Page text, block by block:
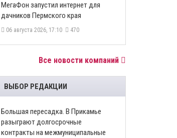
МегаФон запустил интернет для
дачников Пермского края
06 августа 2026, 17:10 470
Все новости компаний
ВЫБОР РЕДАКЦИИ
Большая пересадка. В Прикамье
разыграют долгосрочные
контракты на межмуниципальные